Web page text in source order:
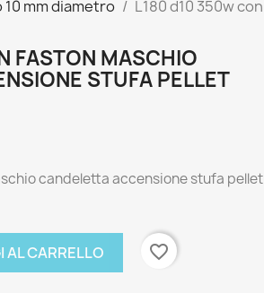
mm diametro
L180 d10 350w con
FASTON MASCHIO
STUFA PELLET
candeletta accensione stufa pellet
AL CARRELLO
favorite_border